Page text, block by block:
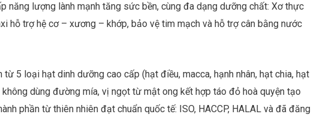
năng lượng lành mạnh tăng sức bền, cùng đa dạng dưỡng chất: Xơ thực
hỗ trợ hệ cơ – xương – khớp, bảo vệ tim mạch và hỗ trợ cân bằng nước
5 loại hạt dinh dưỡng cao cấp (hạt điều, macca, hạnh nhân, hạt chia, hạt
dùng đường mía, vị ngọt từ mật ong kết hợp táo đỏ hoà quyện tạo
phần từ thiên nhiên đạt chuẩn quốc tế: ISO, HACCP, HALAL và đã đăng